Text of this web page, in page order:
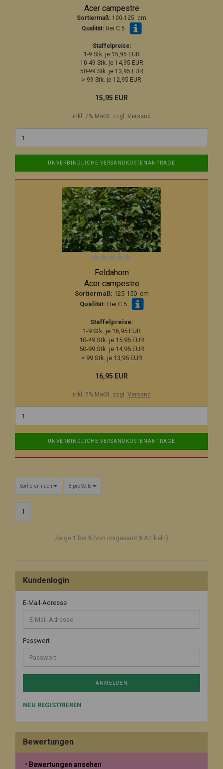
Acer campestre
Sortiermaß: 100-125 cm
Qualität:Hei C 5
Staffelpreise:
1-9 Stk. je 15,95 EUR
10-49 Stk. je 14,95 EUR
50-99 Stk. je 13,95 EUR
> 99 Stk. je 12,95 EUR
15,95 EUR
inkl. 7% MwSt. zzgl. Versand
UNVERBINDLICHE VERSANDKOSTENANFRAGE
Feldahorn
Acer campestre
Sortiermaß: 125-150 cm
Qualität: Hei C 5
Staffelpreise:
1-9 Stk. je 16,95 EUR
10-49 Stk. je 15,95 EUR
50-99 Stk. je 14,95 EUR
> 99 Stk. je 13,95 EUR
16,95 EUR
inkl. 7% MwSt. zzgl. Versand
UNVERBINDLICHE VERSANDKOSTENANFRAGE
Sortieren nach 8 pro Seite
1
Zeige 1 bis 5 (von insgesamt 5 Artikeln)
Kundenlogin
E-Mail-Adresse
Passwort
ANMELDEN
NEU REGISTRIEREN
Bewertungen
Bewertungen ansehen